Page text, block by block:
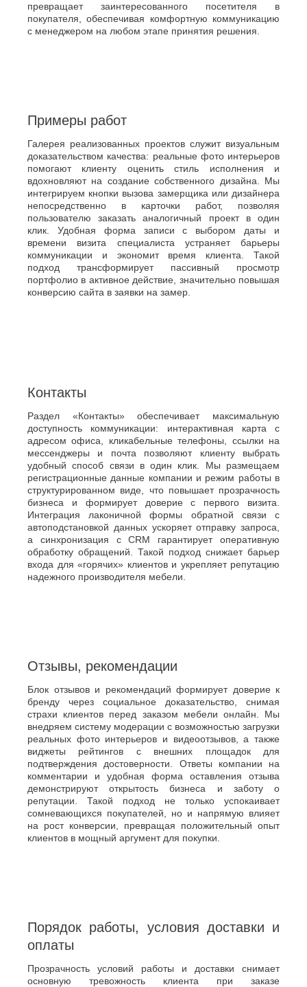
превращает заинтересованного посетителя в
покупателя, обеспечивая комфортную коммуникацию
с менеджером на любом этапе принятия решения.
Примеры работ
Галерея реализованных проектов служит визуальным
доказательством качества: реальные фото интерьеров
помогают клиенту оценить стиль исполнения и
вдохновляют на создание собственного дизайна. Мы
интегрируем кнопки вызова замерщика или дизайнера
непосредственно в карточки работ, позволяя
пользователю заказать аналогичный проект в один
клик. Удобная форма записи с выбором даты и
времени визита специалиста устраняет барьеры
коммуникации и экономит время клиента. Такой
подход трансформирует пассивный просмотр
портфолио в активное действие, значительно повышая
конверсию сайта в заявки на замер.
Контакты
Раздел «Контакты» обеспечивает максимальную
доступность коммуникации: интерактивная карта с
адресом офиса, кликабельные телефоны, ссылки на
мессенджеры и почта позволяют клиенту выбрать
удобный способ связи в один клик. Мы размещаем
регистрационные данные компании и режим работы в
структурированном виде, что повышает прозрачность
бизнеса и формирует доверие с первого визита.
Интеграция лаконичной формы обратной связи с
автоподстановкой данных ускоряет отправку запроса,
а синхронизация с CRM гарантирует оперативную
обработку обращений. Такой подход снижает барьер
входа для «горячих» клиентов и укрепляет репутацию
надежного производителя мебели.
Отзывы, рекомендации
Блок отзывов и рекомендаций формирует доверие к
бренду через социальное доказательство, снимая
страхи клиентов перед заказом мебели онлайн. Мы
внедряем систему модерации с возможностью загрузки
реальных фото интерьеров и видеоотзывов, а также
виджеты рейтингов с внешних площадок для
подтверждения достоверности. Ответы компании на
комментарии и удобная форма оставления отзыва
демонстрируют открытость бизнеса и заботу о
репутации. Такой подход не только успокаивает
сомневающихся покупателей, но и напрямую влияет
на рост конверсии, превращая положительный опыт
клиентов в мощный аргумент для покупки.
Порядок работы, условия доставки и
оплаты
Прозрачность условий работы и доставки снимает
основную тревожность клиента при заказе